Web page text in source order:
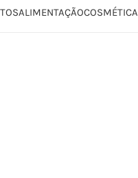
ALIMENTAÇÃOCOSMÉTICA